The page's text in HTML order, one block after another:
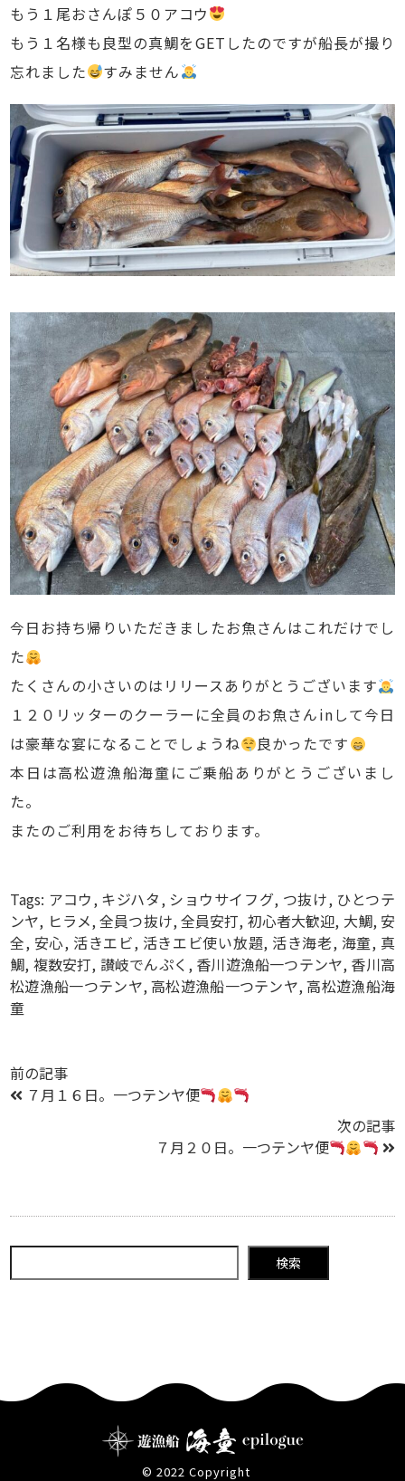
もう１尾おさんぽ５０アコウ
もう１名様も良型の真鯛をGETしたのですが船長が撮り
忘れました
すみません
今日お持ち帰りいただきましたお魚さんはこれだけでし
た
たくさんの小さいのはリリースありがとうございます
１２０リッターのクーラーに全員のお魚さんinして今日
は豪華な宴になることでしょうね
良かったです
本日は高松遊漁船海童にご乗船ありがとうございまし
た。
またのご利用をお待ちしております。
Tags: アコウ, キジハタ, ショウサイフグ, つ抜け, ひとつテ
ンヤ, ヒラメ,全員つ抜け,全員安打, 初心者大歓迎, 大鯛, 安
全, 安心, 活きエビ, 活きエビ使い放題, 活き海老, 海童, 真
鯛, 複数安打, 讃岐でんぷく , 香川遊漁船一つテンヤ, 香川高
松遊漁船一つテンヤ,高松遊漁船一つテンヤ,高松遊漁船海
童
前の記事
７月１６日。一つテンヤ便
次の記事
７月２０日。一つテンヤ便
検索
© 2022 Copyright